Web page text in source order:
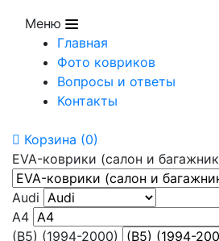
Меню
Главная
Фото ковриков
Вопросы и ответы
Контакты
Корзина (0)
EVA-коврики (салон и
Audi
A4
(B5) (1994-2000)